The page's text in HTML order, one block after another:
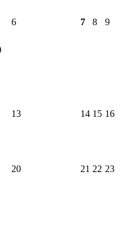
6 7 8 9
13 14 15 16
20 21 22 23